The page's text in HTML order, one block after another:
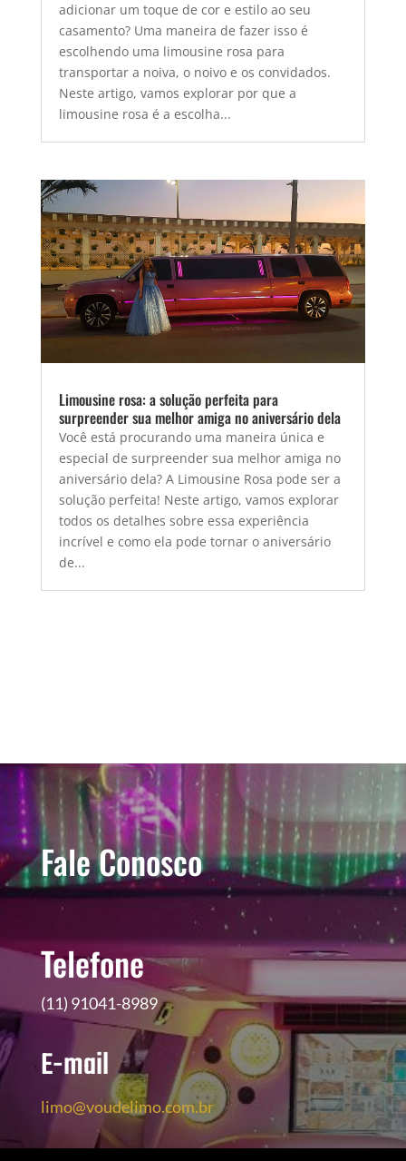
adicionar um toque de cor e estilo ao seu
casamento? Uma maneira de fazer isso é
escolhendo uma limousine rosa para
transportar a noiva, o noivo e os convidados.
Neste artigo, vamos explorar por que a
limousine rosa é a escolha...
Limousine rosa: a solução perfeita para
surpreender sua melhor amiga no aniversário dela
Você está procurando uma maneira única e
especial de surpreender sua melhor amiga no
aniversário dela? A Limousine Rosa pode ser a
solução perfeita! Neste artigo, vamos explorar
todos os detalhes sobre essa experiência
incrível e como ela pode tornar o aniversário
de...
Fale Conosco
Telefone
(11) 91041-8989
E-mail
limo@voudelimo.com.br